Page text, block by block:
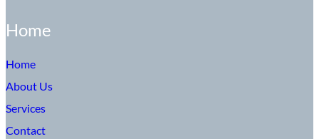
Home
Home
About Us
Services
Contact